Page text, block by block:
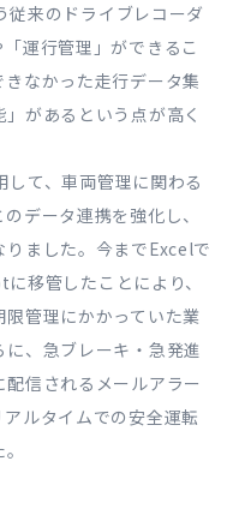
来のドライブレコーダ
運行管理」ができるこ
なかった走行データ集
があるという点が高く
て、車両管理に関わる
データ連携を強化し、
ました。今までExcelで
移管したことにより、
管理にかかっていた業
、急ブレーキ・急発進
信されるメールアラー
ルタイムでの安全運転